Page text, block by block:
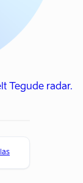
Tegude radar.